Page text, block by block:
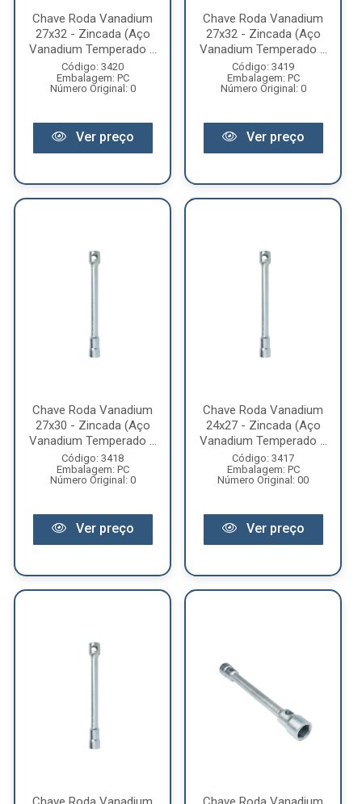
Chave Roda Vanadium
27x32 - Zincada (Aço
Vanadium Temperado ...
Código: 3420
Embalagem: PC
Número Original: 0
Ver preço
Chave Roda Vanadium
27x32 - Zincada (Aço
Vanadium Temperado ...
Código: 3419
Embalagem: PC
Número Original: 0
Ver preço
Chave Roda Vanadium
27x30 - Zincada (Aço
Vanadium Temperado ...
Código: 3418
Embalagem: PC
Número Original: 0
Ver preço
Chave Roda Vanadium
24x27 - Zincada (Aço
Vanadium Temperado ...
Código: 3417
Embalagem: PC
Número Original: 00
Ver preço